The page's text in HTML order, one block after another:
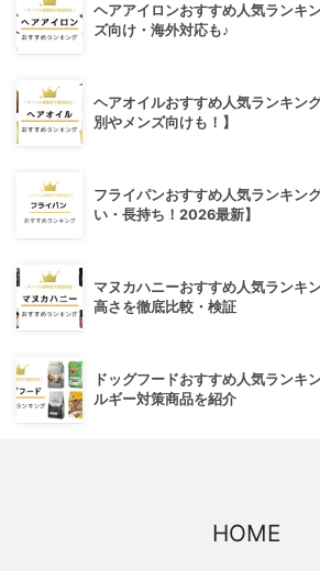
ヘアアイロンおすすめ人気ランキ
ズ向け・海外対応も♪
ヘアオイルおすすめ人気ランキン
別やメンズ向けも！】
フライパンおすすめ人気ランキン
い・長持ち！2026最新】
マヌカハニーおすすめ人気ランキ
高さを徹底比較・検証
ドッグフードおすすめ人気ランキ
ルギー対策商品を紹介
HOME